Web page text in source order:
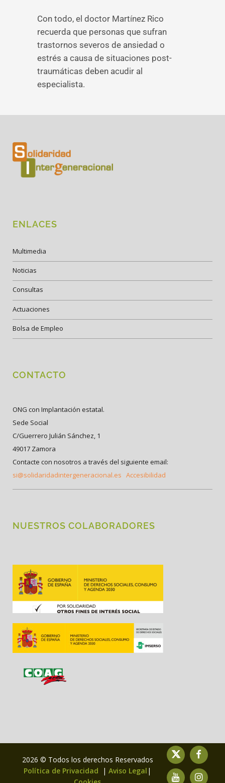
Con todo, el doctor Martínez Rico
recuerda que personas que sufran
trastornos severos de ansiedad o
estrés a causa de situaciones post-
traumáticas deben acudir al
especialista.
ENLACES
Multimedia
Noticias
Consultas
Actuaciones
Bolsa de Empleo
CONTACTO
ONG con Implantación estatal.
Sede Social
C/Guerrero Julián Sánchez, 1
49017 Zamora
Contacte con nosotros a través del siguiente email:
si@solidaridadintergeneracional.es Accesibilidad
NUESTROS COLABORADORES
2026 © Todos los derechos Reservados
Política de Privacidad
| Aviso Legal |